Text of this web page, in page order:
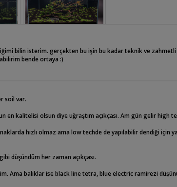
bilin isterim. gerçekten bu işin bu kadar teknik ve
bende ortaya :)
soil var.
en kalitelisi olsun diye uğraştım açıkçası. Am gün gelir high
hızlı olmaz ama low techde de yapılabilir dendiği için
düşündüm her zaman açıkçası.
Ama balıklar ise black line tetra, blue electric ramirezi